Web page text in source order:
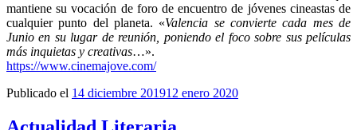
mantiene su vocación de foro de encuentro de jóvenes cineastas de
cualquier punto del planeta. «Valencia se convierte cada mes de
Junio en su lugar de reunión, poniendo el foco sobre sus pelí­culas
más inquietas y creativas…».
https://www.cinemajove.com/
Publicado el 14 diciembre 201912 enero 2020